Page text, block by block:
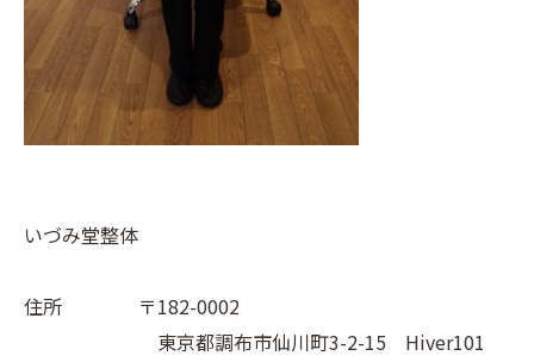
いづみ堂整体
住所 〒182-0002
東京都調布市仙川町3-2-15 Hiver101